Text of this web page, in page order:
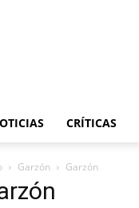
CRÍTICAS
Garzón Garzón